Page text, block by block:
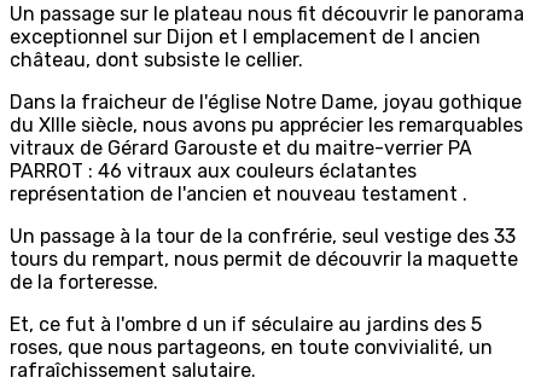
Un passage sur le plateau nous fit découvrir le panorama
exceptionnel sur Dijon et l emplacement de l ancien
château, dont subsiste le cellier.
Dans la fraicheur de l'église Notre Dame, joyau gothique
du XIIIe siècle, nous avons pu apprécier les remarquables
vitraux de Gérard Garouste et du maitre-verrier PA
PARROT : 46 vitraux aux couleurs éclatantes
représentation de l'ancien et nouveau testament .
Un passage à la tour de la confrérie, seul vestige des 33
tours du rempart, nous permit de découvrir la maquette
de la forteresse.
Et, ce fut à l'ombre d un if séculaire au jardins des 5
roses, que nous partageons, en toute convivialité, un
rafraîchissement salutaire.